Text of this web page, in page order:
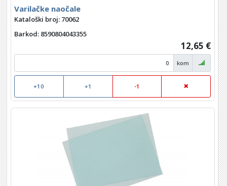
Varilačke naočale
Kataloški broj: 70062
Barkod: 8590804043355
12,65 €
kom
+10 +1 -1